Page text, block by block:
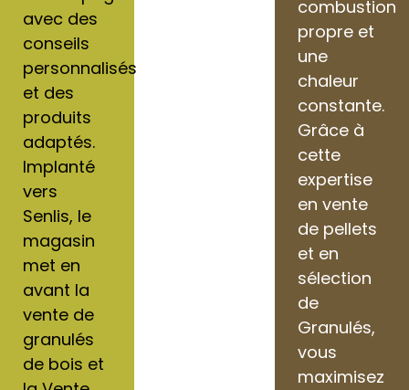
avec des
conseils
personnalisés
et des
produits
adaptés.
Implanté
vers
Senlis, le
magasin
met en
avant la
vente de
granulés
de bois et
combustion
propre et
une
chaleur
constante.
Grâce à
cette
expertise
en vente
de pellets
et en
sélection
de
Granulés,
vous
maximisez